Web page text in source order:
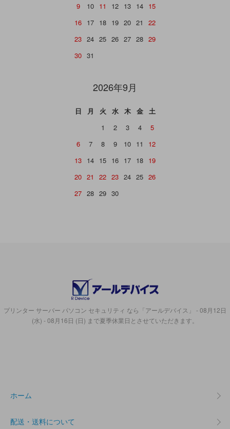
9
10 11 12 13 14 15
16 17 18 19 20 21
22
23 24 25 26 27 28 29
30 31
2026年9月
日 月 火 水 木 金
土
1
2 3 4
5
6
7 8 9 10 11
12
13 14 15 16 17 18 19
20 21 22 23 24 25 26
27 28 29 30
プリンター サーバー パソコン セキュリティ なら「アールデバイス」 - 08月12日
(水) - 08月16日 (日) まで夏季休業日とさせていただきます。
ホーム
配送・送料について